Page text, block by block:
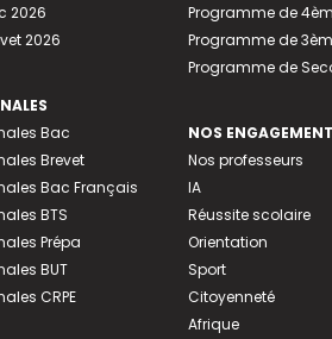
2026
2026
Bac
Brevet
Bac Français
BTS
Prépa
BUT
CRPE
Programme de
Programme de
Programme de
NOS
Nos professeurs
IA
Réussite scolaire
Orientation
Sport
Citoyenneté
Afrique